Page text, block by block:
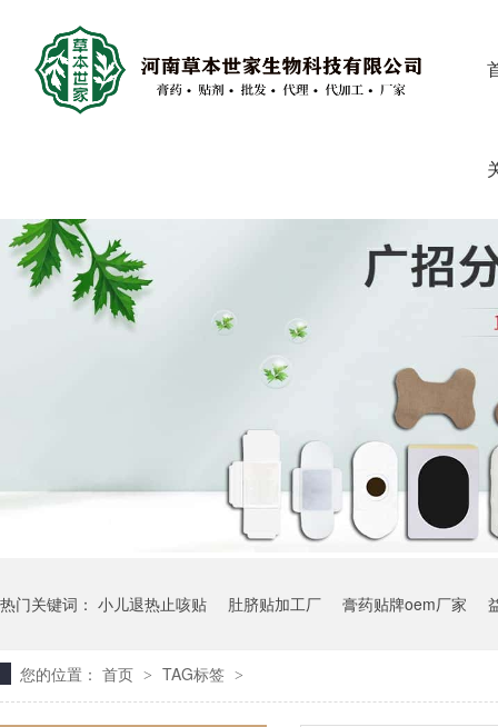
热门关键词： 小儿退热止咳贴 肚脐贴加工厂 膏药贴牌oem厂家
您的位置： 首页 > TAG标签 >